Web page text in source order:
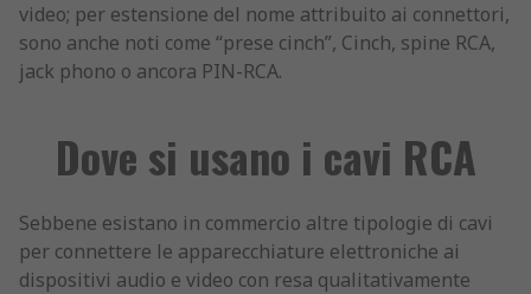
video; per estensione del nome attribuito ai connettori,
sono anche noti come “prese cinch”, Cinch, spine RCA,
jack phono o ancora PIN-RCA.
Dove si usano i cavi RCA
Sebbene esistano in commercio altre tipologie di cavi
per connettere le apparecchiature elettroniche ai
dispositivi audio e video con resa qualitativamente